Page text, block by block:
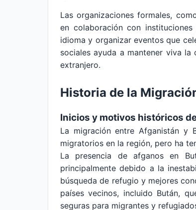
Las organizaciones formales,
en colaboración con
idioma y organizar eventos que
sociales ayuda a mantener viva
extranjero.
Historia de la
Inicios y motivos históricos
La migración entre Afganistán y
migratorios en la región, pero ha
La presencia de afganos en
principalmente debido a la
búsqueda de refugio y mejores
países vecinos, incluido Bután,
seguras para migrantes y